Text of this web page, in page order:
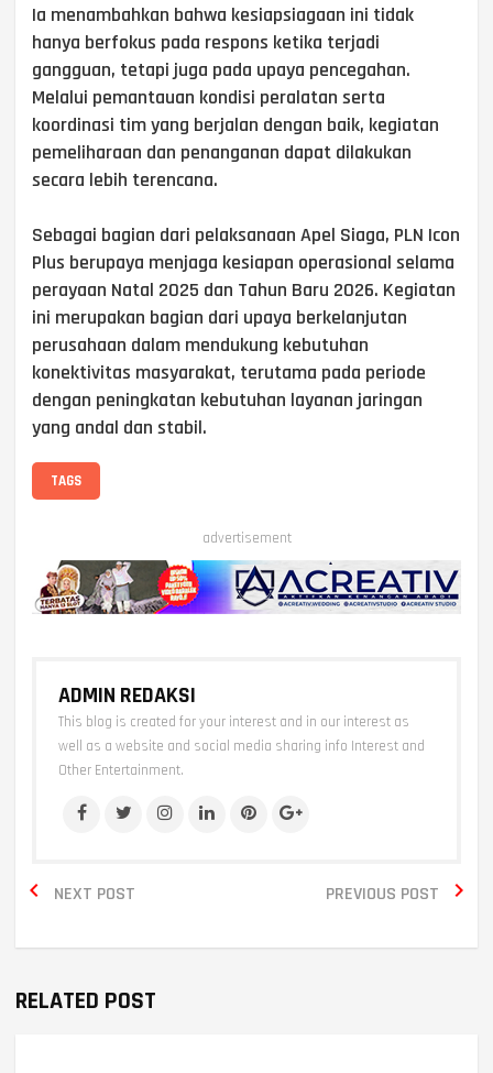
Ia menambahkan bahwa kesiapsiagaan ini tidak
hanya berfokus pada respons ketika terjadi
gangguan, tetapi juga pada upaya pencegahan.
Melalui pemantauan kondisi peralatan serta
koordinasi tim yang berjalan dengan baik, kegiatan
pemeliharaan dan penanganan dapat dilakukan
secara lebih terencana.
Sebagai bagian dari pelaksanaan Apel Siaga, PLN Icon
Plus berupaya menjaga kesiapan operasional selama
perayaan Natal 2025 dan Tahun Baru 2026. Kegiatan
ini merupakan bagian dari upaya berkelanjutan
perusahaan dalam mendukung kebutuhan
konektivitas masyarakat, terutama pada periode
dengan peningkatan kebutuhan layanan jaringan
yang andal dan stabil.
TAGS
advertisement
ADMIN REDAKSI
This blog is created for your interest and in our interest as
well as a website and social media sharing info Interest and
Other Entertainment.
NEXT POST
 PREVIOUS POST 
RELATED POST